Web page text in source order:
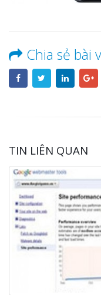
Chia sẻ bài
TIN LIÊN QUAN